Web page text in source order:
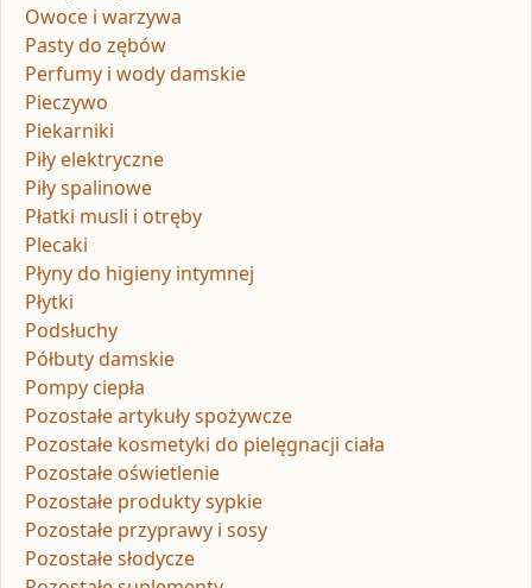
Owoce i warzywa
Pasty do zębów
Perfumy i wody damskie
Pieczywo
Piekarniki
Piły elektryczne
Piły spalinowe
Płatki musli i otręby
Plecaki
Płyny do higieny intymnej
Płytki
Podsłuchy
Półbuty damskie
Pompy ciepła
Pozostałe artykuły spożywcze
Pozostałe kosmetyki do pielęgnacji ciała
Pozostałe oświetlenie
Pozostałe produkty sypkie
Pozostałe przyprawy i sosy
Pozostałe słodycze